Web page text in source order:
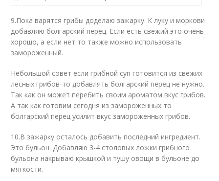
9.Пока варятся грибы доделаю зажарку. К луку и моркови
добавляю болгарский перец. Если есть свежий это очень
хорошо, а если нет то также можно использовать
замороженный.
Небольшой совет если грибной суп готовится из свежих
лесных грибов-то добавлять болгарский перец не нужно.
Так как он может перебить своим ароматом вкус грибов.
А так как готовим сегодня из замороженных то
болгарский перец усилит вкус замороженных грибов.
10.В зажарку осталось добавить последний ингредиент.
Это бульон. Добавляю 3-4 столовых ложки грибного
бульона накрываю крышкой и тушу овощи в бульоне до
мягкости.